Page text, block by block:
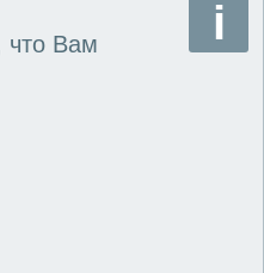
что Вам